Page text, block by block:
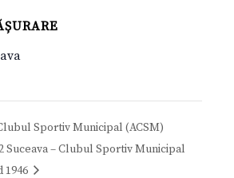
Sportiv Municipal (ACSM)
Suceava – Clubul Sportiv Municipal
1946